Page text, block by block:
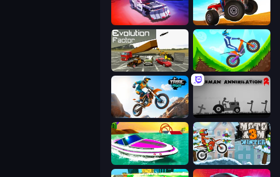
Zombie Derby: Pixel Survival ATV Ultimate Offroad
Evolution Factor Hill Climb on Moto Bike
Trial Mania Stickman Annihilation 2
Jet Boat Racing Moto X3M 4 Winter